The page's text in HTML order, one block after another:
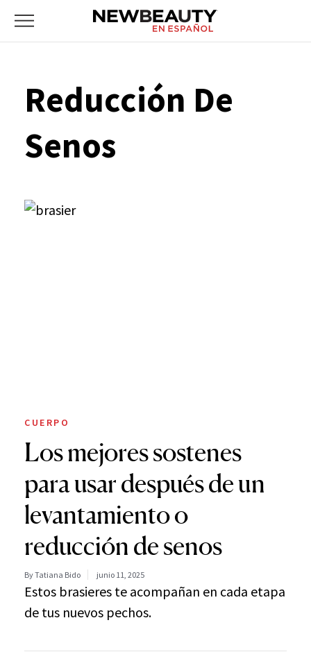
Primary
NewBeauty
Reducción De
Senos
CUERPO
Los mejores sostenes
para usar después de un
levantamiento o
reducción de senos
By Tatiana Bido junio 11, 2025
Estos brasieres te acompañan en cada etapa
de tus nuevos pechos.